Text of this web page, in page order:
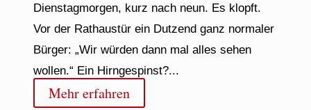
Dienstagmorgen, kurz nach neun. Es klopft.
Vor der Rathaustür ein Dutzend ganz normaler
Bürger: „Wir würden dann mal alles sehen
wollen.“ Ein Hirngespinst?...
Mehr erfahren